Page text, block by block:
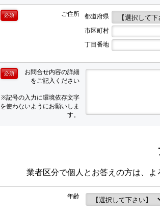
必須 ご住所
都道府県
市区町村
丁目番地
必須
お問合せ内容の詳細
をご記入ください
※記号の入力に環境依存文字
を使わないようにお願いしま
す。
業者区分で個人とお答えの方は、
年齢